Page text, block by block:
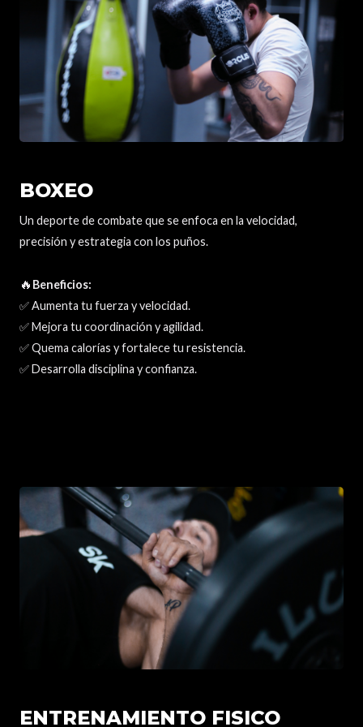
BOXEO
Un deporte de combate que se enfoca en la velocidad,
precisión y estrategia con los puños.
🔥 Beneficios:
✅ Aumenta tu fuerza y velocidad.
✅ Mejora tu coordinación y agilidad.
✅ Quema calorías y fortalece tu resistencia.
✅ Desarrolla disciplina y confianza.
ENTRENAMIENTO FISICO